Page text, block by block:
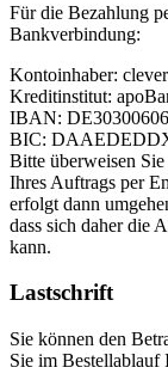
Für die Bezahlung
Bankverbindung:
Kontoinhaber:
Kreditinstitut:
IBAN:
BIC:
Bitte überweisen
Ihres Auftrags per
erfolgt dann
dass sich daher die
kann.
Lastschrift
Sie können den
Sie im Bestellablauf